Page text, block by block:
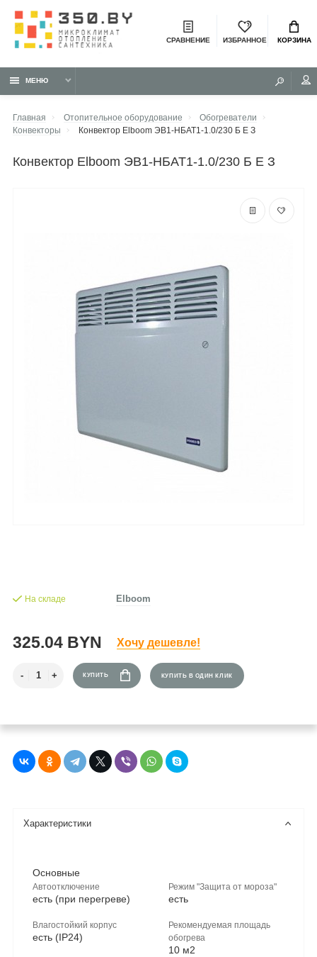
СРАВНЕНИЕ ИЗБРАННОЕ КОРЗИНА
МЕНЮ
Главная Отопительное оборудование
Обогреватели
Конвекторы
Конвектор Elboom ЭВ1-НБАТ1-1.0/230 Б Е З
конвектор Elboom ЭВ1-НБАТ1-1.0/230 Б Е З
На складе Elboom
325.04 BYN Хочу дешевле!
КУПИТЬ КУПИТЬ В ОДИН КЛИК
Характеристики
Основные
Автоотключение
есть (при перегреве)
Влагостойкий корпус
есть (IP24)
Режим "Защита от мороза"
есть
Рекомендуемая площадь
обогрева
10 м2